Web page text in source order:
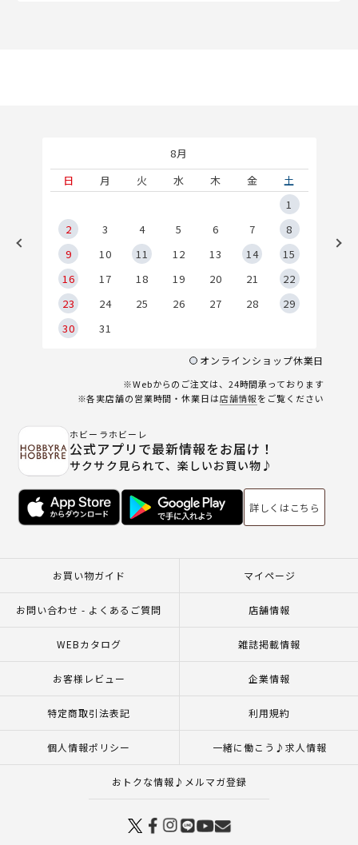
8月
日
月 火 水 木 金
土
1
2
3 4 5 6 7
8
9
10 11 12 13 14
15
16
17 18 19 20 21
22
23
24 25 26 27 28
29
30
31
オンラインショップ休業日
※Webからのご注文は、24時間承っております
※各実店舗の営業時間・休業日は店舗情報をご覧ください
ホビーラホビーレ
公式アプリで最新情報をお届け！
サクサク見られて、楽しいお買い物♪
詳しくはこちら
お買い物ガイド マイページ
お問い合わせ - よくあるご質問 店舗情報
WEBカタログ 雑誌掲載情報
お客様レビュー 企業情報
特定商取引法表記 利用規約
個人情報ポリシー 一緒に働こう♪求人情報
おトクな情報♪メルマガ登録